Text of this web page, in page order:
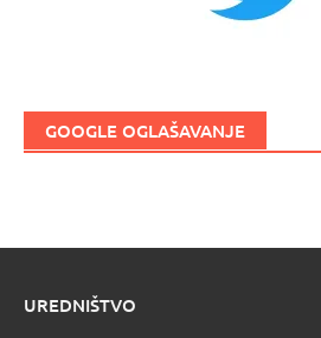
GOOGLE OGLAŠAVANJE
UREDNIŠTVO